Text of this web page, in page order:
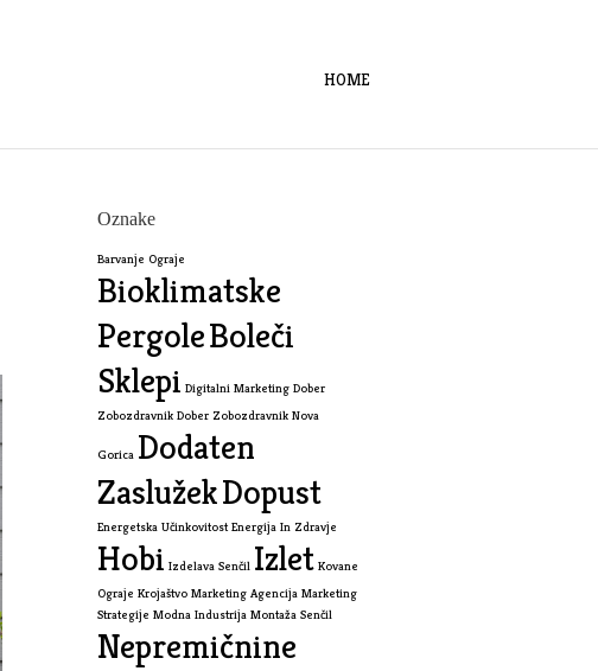
HOME
Oznake
Barvanje Ograje
Bioklimatske
PergoleBoleči
Sklepi Digitalni Marketing Dober
Zobozdravnik Dober Zobozdravnik Nova
Gorica Dodaten
ZaslužekDopust
Energetska Učinkovitost Energija In Zdravje
Hobi Izdelava Senčil Izlet Kovane
Ograje Krojaštvo Marketing Agencija Marketing
Strategije Modna Industrija Montaža Senčil
Nepremičnine